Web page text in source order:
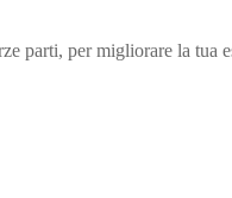
parti, per migliorare la tua